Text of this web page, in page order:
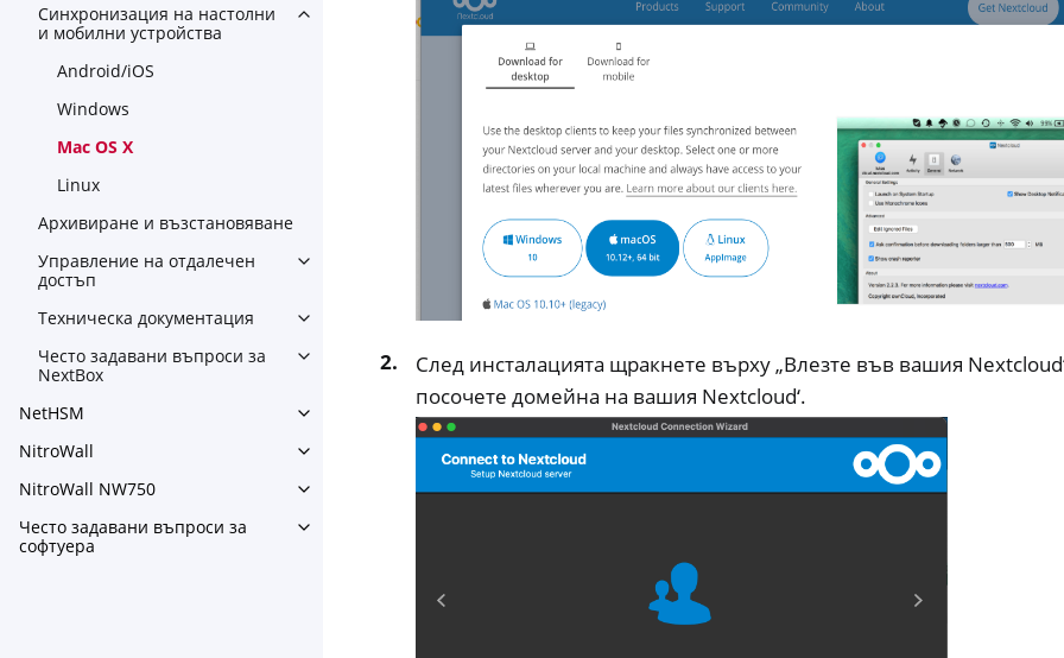
Синхронизация на настолни
и мобилни устройства
Toggle navigation of Синхронизация на настолни и мобилни устройства
Android/iOS
Windows
Mac OS X
Linux
Архивиране и възстановяване
Управление на отдалечен
достъп
Toggle navigation of Управление на отдалечен достъп
Техническа документация
Toggle navigation of Техническа документация
Често задавани въпроси за
NextBox
Toggle navigation of Често задавани въпроси за NextBox
NetHSM
Toggle navigation of NetHSM
NitroWall
Toggle navigation of NitroWall
NitroWall NW750
Toggle navigation of NitroWall NW750
Често задавани въпроси за
софтуера
Toggle navigation of Често задавани въпроси за софтуера
След инсталацията щракнете върху „Влезте във вашия
посочете домейна на вашия Nextcloud‘.